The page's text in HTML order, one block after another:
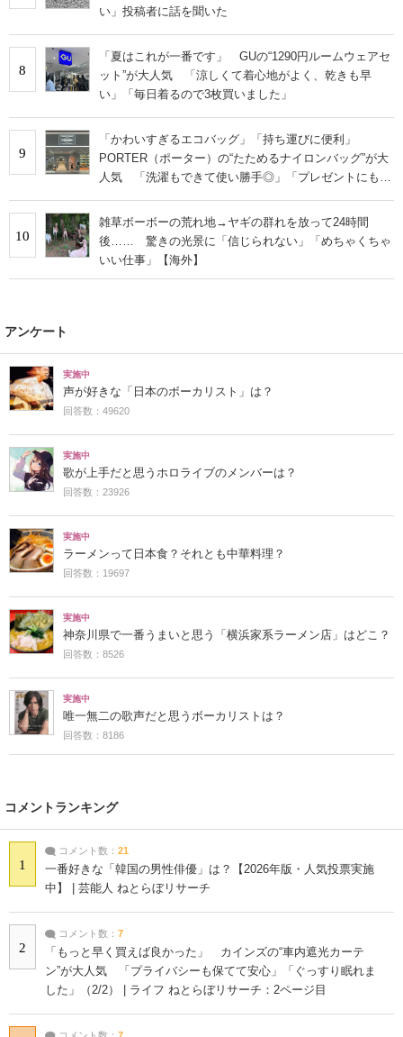
い」投稿者に話を聞いた
8
「夏はこれが一番です」 GUの“1290円ルームウェアセ
ット”が大人気 「涼しくて着心地がよく、乾きも早
い」「毎日着るので3枚買いました」
9
「かわいすぎるエコバッグ」「持ち運びに便利」
PORTER（ポーター）の“たためるナイロンバッグ”が大
人気 「洗濯もできて使い勝手◎」「プレゼントにもお
10
雑草ボーボーの荒れ地→ヤギの群れを放って24時間
後…… 驚きの光景に「信じられない」「めちゃくちゃ
いい仕事」【海外】
アンケート
実施中
声が好きな「日本のボーカリスト」は？
回答数：49620
実施中
歌が上手だと思うホロライブのメンバーは？
回答数：23926
実施中
ラーメンって日本食？それとも中華料理？
回答数：19697
実施中
神奈川県で一番うまいと思う「横浜家系ラーメン店」はどこ？
回答数：8526
実施中
唯一無二の歌声だと思うボーカリストは？
回答数：8186
コメントランキング
1
コメント数： 21
一番好きな「韓国の男性俳優」は？【2026年版・人気投票実施
中】 | 芸能人 ねとらぼリサーチ
2
コメント数： 7
「もっと早く買えば良かった」 カインズの“車内遮光カーテ
ン”が大人気 「プライバシーも保てて安心」「ぐっすり眠れま
した」（2/2） | ライフ ねとらぼリサーチ：2ページ目